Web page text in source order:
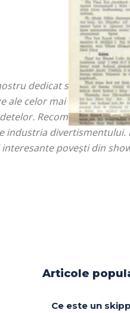
dedicat showbiz-
ale celor mai recente
Recomandări
industria
povești din
Articole
Ce este un